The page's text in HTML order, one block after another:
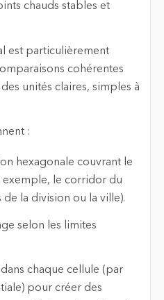
chauds stables et
est particulièrement
cohérentes
unités claires, simples à
:
hexagonale couvrant le
exemple, le corridor du
la division ou la ville).
selon les limites
chaque cellule (par
pour créer des